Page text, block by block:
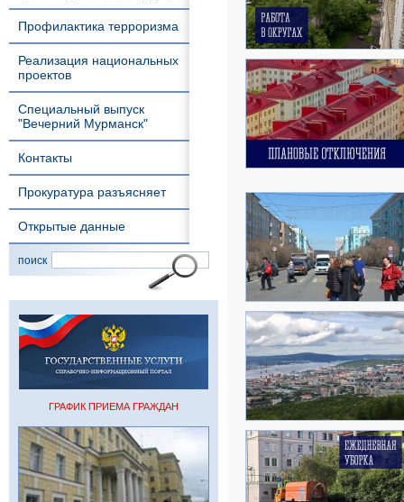
Профилактика терроризма
Реализация национальных
проектов
Специальный выпуск
"Вечерний Мурманск"
Контакты
Прокуратура разъясняет
Открытые данные
поиск
ГРАФИК ПРИЕМА ГРАЖДАН